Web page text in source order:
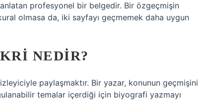
profesyonel bir belgedir. Bir özgeçmişin
olmasa da, iki sayfayı geçmemek daha uygun
NEDIR?
paylaşmaktır. Bir yazar, konunun geçmişini
temalar içerdiği için biyografi yazmayı